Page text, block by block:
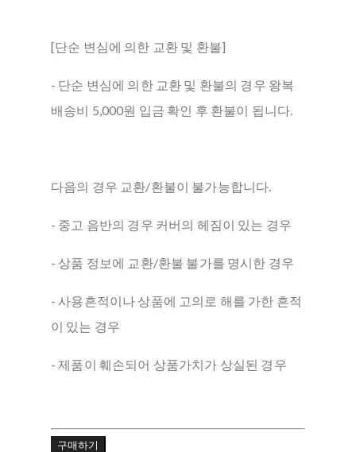
[단순 변심에 의한 교환 및 환불]
- 단순 변심에 의한 교환 및 환불의 경우 왕복
배송비 5,000원 입금 확인 후 환불이 됩니다.
다음의 경우 교환/환불이 불가능합니다.
- 중고 음반의 경우 커버의 헤짐이 있는 경우
- 상품 정보에 교환/환불 불가를 명시한 경우
- 사용흔적이나 상품에 고의로 해를 가한 흔적
이 있는 경우
- 제품이 훼손되어 상품가치가 상실된 경우
구매하기